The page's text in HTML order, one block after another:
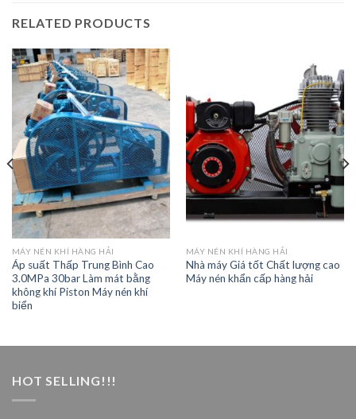
RELATED PRODUCTS
MÁY NÉN KHÍ HÀNG HẢI
Áp suất Thấp Trung Bình Cao
3.0MPa 30bar Làm mát bằng
không khí Piston Máy nén khí
biển
MÁY NÉN KHÍ HÀNG HẢI
Nhà máy Giá tốt Chất lượng cao
Máy nén khẩn cấp hàng hải
HOT SELLING!!!